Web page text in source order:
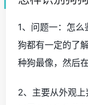
1、问题一：怎
狗都有一定的了
种狗最像，然后
2、主要从外观